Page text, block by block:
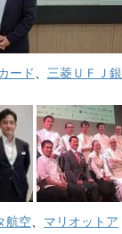
ード
三菱ＵＦＪ銀
航空
マリオットア